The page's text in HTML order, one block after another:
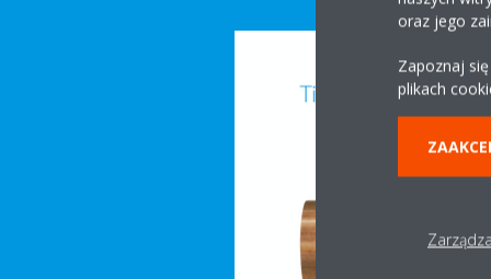
oraz jego
Zapoznaj
plikach